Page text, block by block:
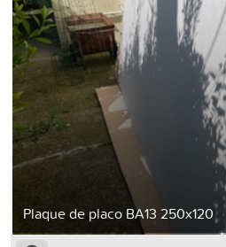
Plaque de placo BA13 250x120